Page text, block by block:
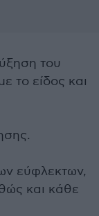
του
το είδος και
εύφλεκτων,
και κάθε